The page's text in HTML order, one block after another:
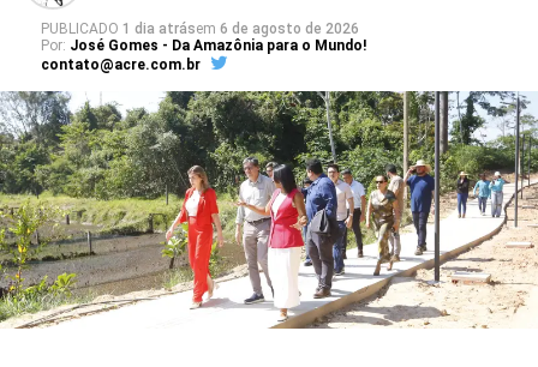
projeto arquitetônico às necessidades da educação básica. “Para
nós o sonho já está acontecendo. Quando enxergamos que a
construção existe, é uma construção adequada à nossa realidade
da educação básica.”
A vice-diretora do CAp, Alessandra Perez Lima, destacou a
relevância do novo espaço para a rotina pedagógica e acadêmica.
“Muito em breve vamos deixar de ser nômades e teremos o
nosso lugar. Eu olho para cada espaço aqui e já vejo essas
crianças correndo e sendo felizes.”
Também participaram da cerimônia o pró-reitor de Planejamento,
PUBLICADO 1 dia atrásem 6 de agosto de 2026
Por: José Gomes - Da Amazônia para o Mundo!
contato@acre.com.br